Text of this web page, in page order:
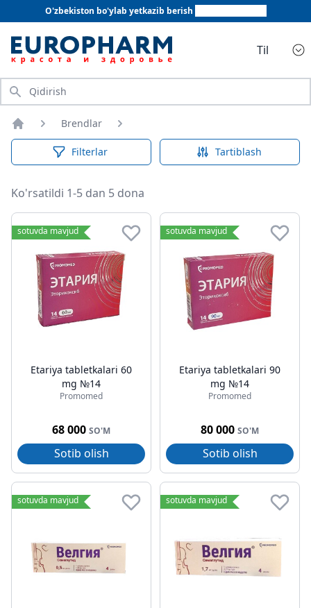
O'zbekiston bo'ylab yetkazib berish
Til
Qidirish
Bosh sahifa
Brendlar
Filterlar Tartiblash
Ko'rsatildi 1-5 dan 5 dona
sotuvda mavjud
Etariya tabletkalari 60
mg №14
Promomed
68 000 SO'M
Sotib olish
sotuvda mavjud
Etariya tabletkalari 90
mg №14
Promomed
80 000 SO'M
Sotib olish
sotuvda mavjud sotuvda mavjud